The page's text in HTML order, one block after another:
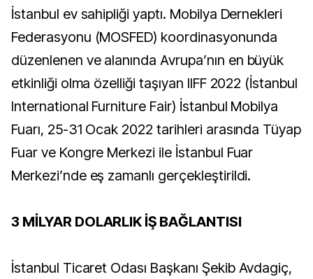
İstanbul ev sahipliği yaptı. Mobilya Dernekleri
Federasyonu (MOSFED) koordinasyonunda
düzenlenen ve alanında Avrupa’nın en büyük
etkinliği olma özelliği taşıyan IIFF 2022 (İstanbul
International Furniture Fair) İstanbul Mobilya
Fuarı, 25-31 Ocak 2022 tarihleri arasında Tüyap
Fuar ve Kongre Merkezi ile İstanbul Fuar
Merkezi’nde eş zamanlı gerçekleştirildi.
3 MİLYAR DOLARLIK İŞ BAĞLANTISI
İstanbul Ticaret Odası Başkanı Şekib Avdagiç,